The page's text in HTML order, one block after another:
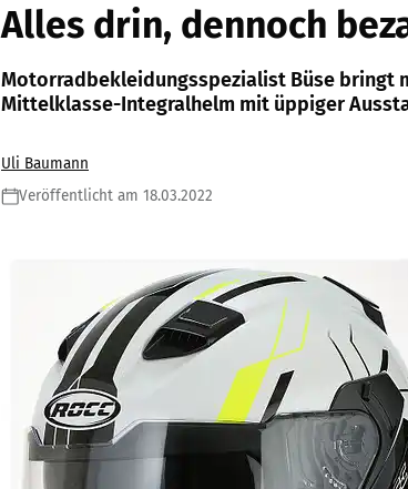
Alles drin, dennoch
Motorradbekleidungsspezialist Büse bringt
Mittelklasse-Integralhelm mit üppiger
Uli Baumann
Veröffentlicht am 18.03.2022